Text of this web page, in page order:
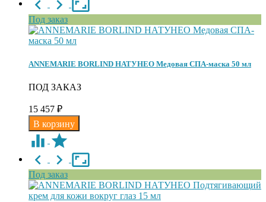
Под заказ
ANNEMARIE BORLIND НАТУНЕО Медовая СПА-маска 50 мл
ПОД ЗАКАЗ
15 457 ₽
Под заказ